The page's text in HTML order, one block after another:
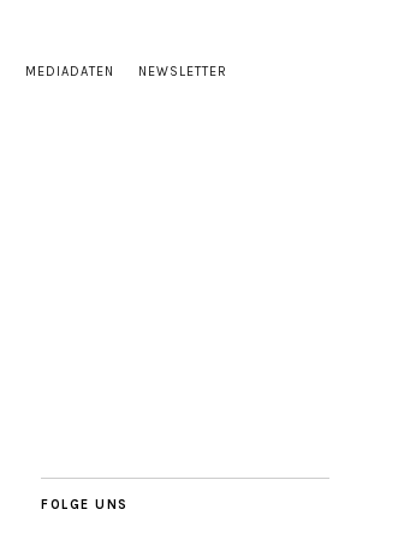
MEDIADATEN NEWSLETTER
FOLGE UNS